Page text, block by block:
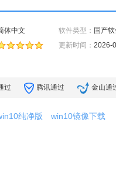
体中文 软件类型： 国产
更新时间： 2026-
过 腾讯通过 金山通
纯净版 win10镜像下载